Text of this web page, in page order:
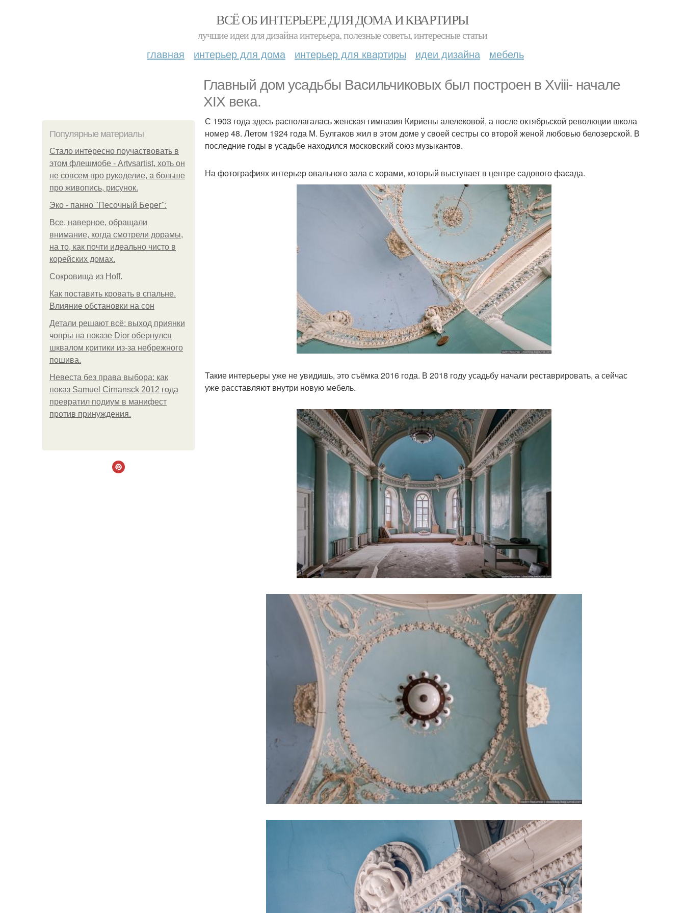
ВСЁ ОБ ИНТЕРЬЕРЕ ДЛЯ ДОМА И КВАРТИРЫ
лучшие идеи для дизайна интерьера, полезные советы, интересные статьи
главная интерьер для дома интерьер для квартиры идеи дизайна мебель
Главный дом усадьбы Васильчиковых был построен в Xviii- начале
XIX века.
Популярные материалы
Стало интересно поучаствовать в
этом флешмобе - Artvsartist, хоть он
не совсем про рукоделие, а больше
про живопись, рисунок.
Эко - панно "Песочный Берег":
Все, наверное, обращали
внимание, когда смотрели дорамы,
на то, как почти идеально чисто в
корейских домах.
Сокровища из Hoff.
Как поставить кровать в спальне.
Влияние обстановки на сон
Детали решают всё: выход приянки
чопры на показе Dior обернулся
шквалом критики из-за небрежного
пошива.
Невеста без права выбора: как
показ Samuel Cirnansck 2012 года
превратил подиум в манифест
против принуждения.
С 1903 года здесь располагалась женская гимназия Кириены алелековой, а после октябрьской революции школа
номер 48. Летом 1924 года М. Булгаков жил в этом доме у своей сестры со второй женой любовью белозерской. В
последние годы в усадьбе находился московский союз музыкантов.
На фотографиях интерьер овального зала с хорами, который выступает в центре садового фасада.
Такие интерьеры уже не увидишь, это съёмка 2016 года. В 2018 году усадьбу начали реставрировать, а сейчас
уже расставляют внутри новую мебель.